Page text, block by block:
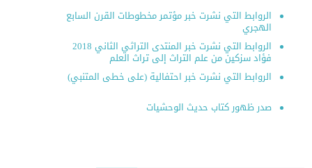
الروابط التي نشرت خبر مؤتمر مخطوطات القرن السابع
الهجري
الروابط التي نشرت خبر المنتدى التراثي الثاني 2018
فؤاد سزكين من علم التراث إلى تراث العلم
الروابط التي نشرت خبر احتفالية (على خطى المتنبي)
صدر ظهور كتاب حديث الوحشيات